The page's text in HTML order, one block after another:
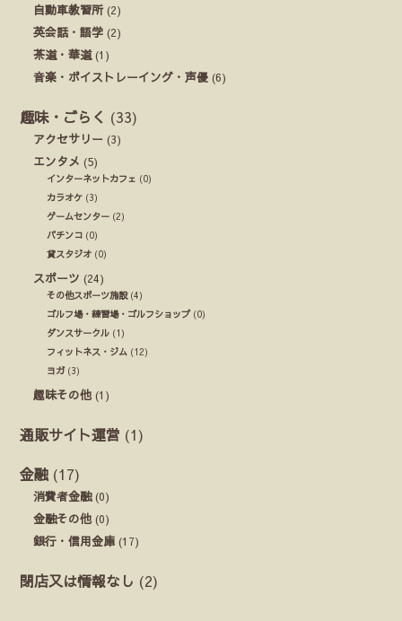
自動車教習所(2)
英会話・語学 (2)
茶道・華道(1)
音楽・ボイストレーイング・声優 (6)
趣味・ごらく (33)
アクセサリー (3)
エンタメ (5)
インターネットカフェ (0)
カラオケ (3)
ゲームセンター (2)
パチンコ (0)
貸スタジオ (0)
スポーツ (24)
その他スポーツ施設(4)
ゴルフ場・練習場・ゴルフショップ(0)
ダンスサークル (1)
フィットネス・ジム (12)
ヨガ (3)
趣味その他 (1)
通販サイト運営 (1)
金融 (17)
消費者金融(0)
金融その他 (0)
銀行・信用金庫 (17)
閉店又は情報なし (2)